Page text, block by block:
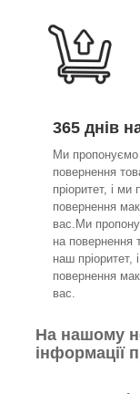
365 днів
Ми пропонуємо
повернення
пріоритет, і
повернення
вас.Ми
на повернення
наш пріоритет,
повернення
вас.
На нашому
інформації